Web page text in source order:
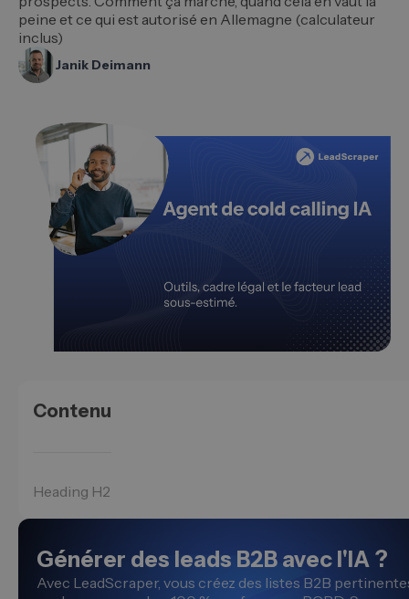
peine et ce qui est autorisé en Allemagne (calculateur
inclus)
Janik Deimann
Contenu
Heading H2
Générer des leads B2B avec l'IA ?
Avec LeadScraper, vous créez des listes B2B